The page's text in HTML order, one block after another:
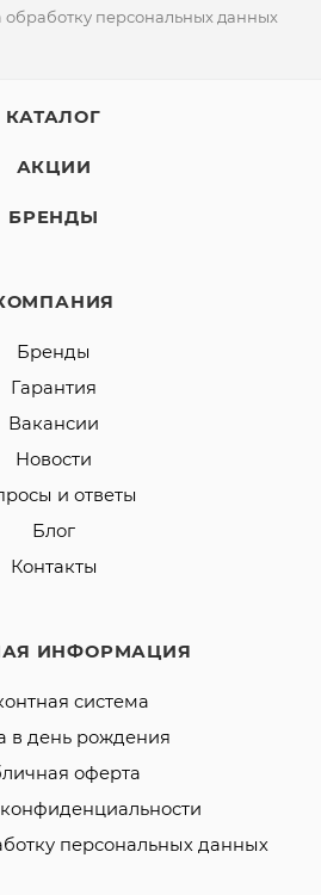
обработку персональных данных
КАТАЛОГ
АКЦИИ
БРЕНДЫ
Бренды
Гарантия
Вакансии
Новости
и ответы
Блог
Контакты
ИНФОРМАЦИЯ
система
в день рождения
оферта
персональных данных